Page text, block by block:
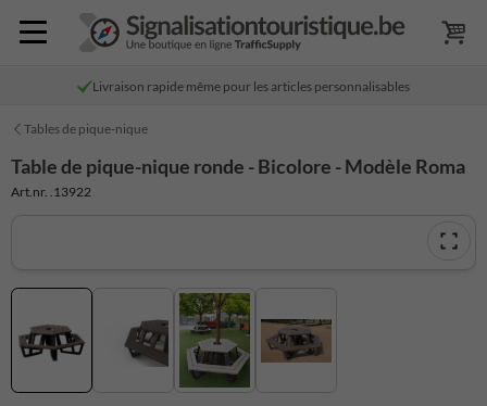
Livraison rapide même pour les articles personnalisables
Tables de pique-nique
Table de pique-nique ronde - Bicolore - Modèle Roma
Art.nr. .13922